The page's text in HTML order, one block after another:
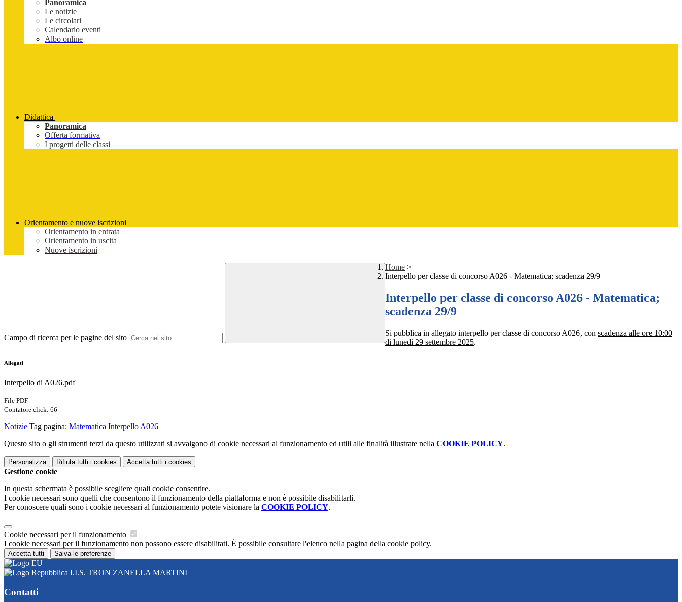
Panoramica
Le notizie
Le circolari
Calendario eventi
Albo online
Didattica
Panoramica
Offerta formativa
I progetti delle classi
Orientamento e nuove iscrizioni
Orientamento in entrata
Orientamento in uscita
Nuove iscrizioni
Campo di ricerca per le pagine del sito
Home >
Interpello per classe di concorso A026 - Matematica; scadenza 29/9
Interpello per classe di concorso A026 - Matematica;
scadenza 29/9
Si pubblica in allegato interpello per classe di concorso A026, con scadenza alle ore 10:00
di lunedì 29 settembre 2025.
Allegati
Interpello di A026.pdf
File PDF
Contatore click: 66
Notizie Tag pagina: Matematica Interpello A026
Questo sito o gli strumenti terzi da questo utilizzati si avvalgono di cookie necessari al funzionamento ed utili alle finalità illustrate nella COOKIE POLICY.
Personalizza Rifiuta tutti i cookies Accetta tutti i cookies
Gestione cookie
In questa schermata è possibile scegliere quali cookie consentire.
I cookie necessari sono quelli che consentono il funzionamento della piattaforma e non è possibile disabilitarli.
Per conoscere quali sono i cookie necessari al funzionamento potete visionare la COOKIE POLICY.
Cookie necessari per il funzionamento
I cookie necessari per il funzionamento non possono essere disabilitati. È possibile consultare l'elenco nella pagina della cookie policy.
Accetta tutti Salva le preferenze
I.I.S. TRON ZANELLA MARTINI
Contatti